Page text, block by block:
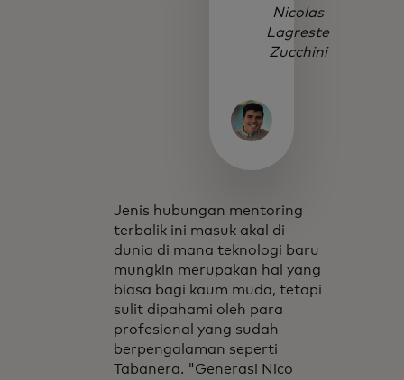
Nicolas
Lagreste
Zucchini
Jenis hubungan mentoring
terbalik ini masuk akal di
dunia di mana teknologi baru
mungkin merupakan hal yang
biasa bagi kaum muda, tetapi
sulit dipahami oleh para
profesional yang sudah
berpengalaman seperti
Tabanera. "Generasi Nico